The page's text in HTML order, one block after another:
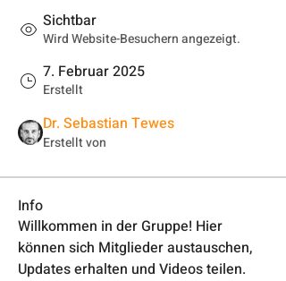
Sichtbar
Wird Website-Besuchern angezeigt.
7. Februar 2025
Erstellt
Dr. Sebastian Tewes
Erstellt von
Info
Willkommen in der Gruppe! Hier
können sich Mitglieder austauschen,
Updates erhalten und Videos teilen.